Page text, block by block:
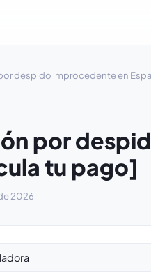
despido improcedente en
por
tu pago]
2026